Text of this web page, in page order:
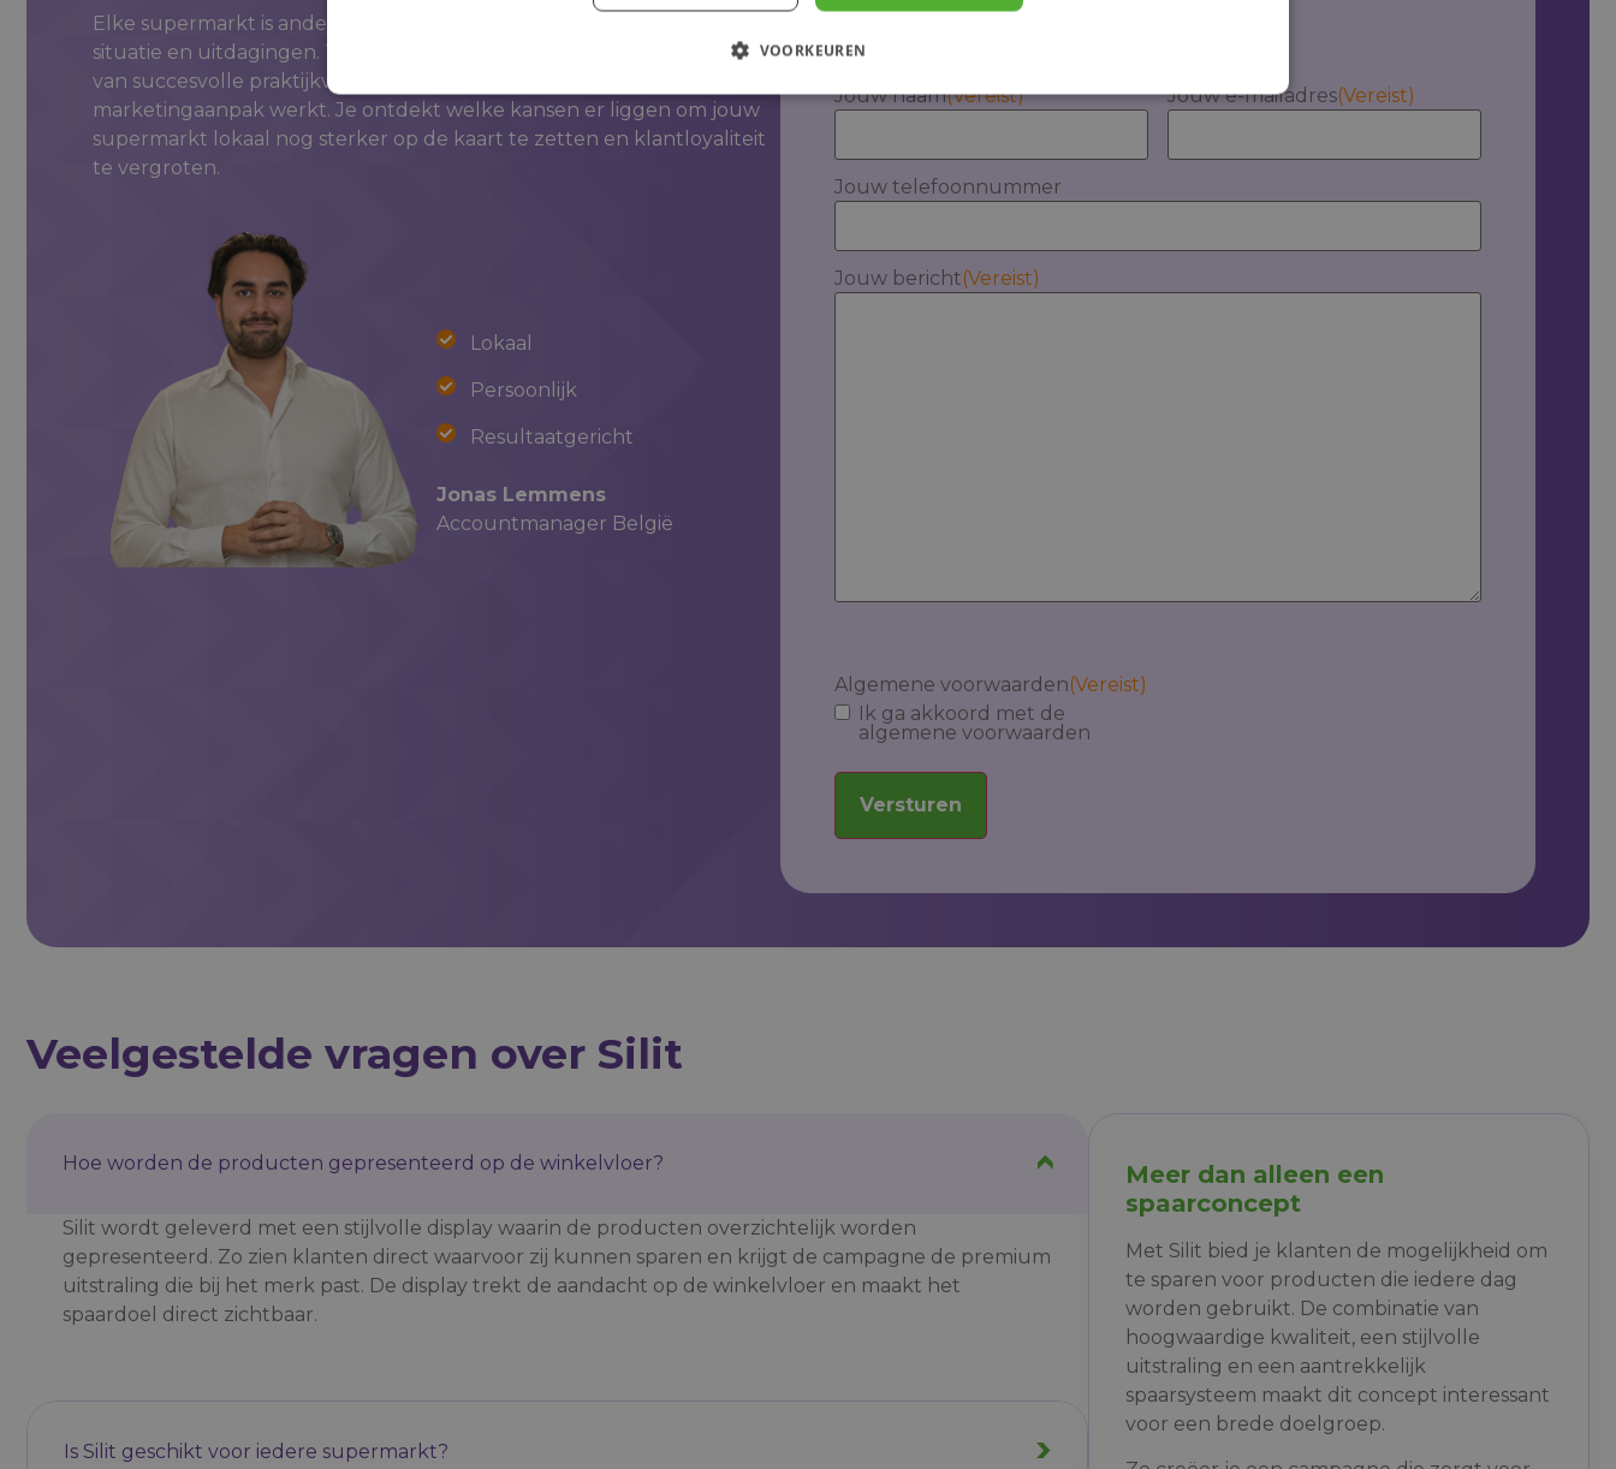
Elke supermarkt is anders. Daarom kijken we graag samen naar jouw
situatie en uitdagingen. Tijdens het gesprek laten we aan de hand
van succesvolle praktijkvoorbeelden zien hoe onze lokale
marketingaanpak werkt. Je ontdekt welke kansen er liggen om jouw
supermarkt lokaal nog sterker op de kaart te zetten en klantloyaliteit
te vergroten.
Lokaal
Persoonlijk
Resultaatgericht
Jonas Lemmens
Accountmanager België
Maak een keuze(Vereist)
Ik vertegenwoordig een bedrijf
Ik ben een particulier
Jouw naam(Vereist) Jouw e-mailadres(Vereist)
Jouw telefoonnummer
Jouw bericht(Vereist)
Algemene voorwaarden(Vereist)
Ik ga akkoord met de
algemene voorwaarden
Versturen
Veelgestelde vragen over Silit
Hoe worden de producten gepresenteerd op de winkelvloer?
Silit wordt geleverd met een stijlvolle display waarin de producten overzichtelijk worden
gepresenteerd. Zo zien klanten direct waarvoor zij kunnen sparen en krijgt de campagne de premium
uitstraling die bij het merk past. De display trekt de aandacht op de winkelvloer en maakt het
spaardoel direct zichtbaar.
Is Silit geschikt voor iedere supermarkt?
Meer dan alleen een
spaarconcept
Met Silit bied je klanten de mogelijkheid om
te sparen voor producten die iedere dag
worden gebruikt. De combinatie van
hoogwaardige kwaliteit, een stijlvolle
uitstraling en een aantrekkelijk
spaarsysteem maakt dit concept interessant
voor een brede doelgroep.
VOORKEUREN